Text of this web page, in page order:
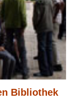
Bibliothek